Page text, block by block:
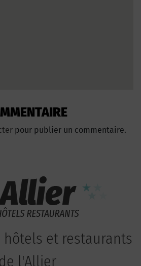
pour publier un commentaire.
hôtels et restaurants
de l'Allier